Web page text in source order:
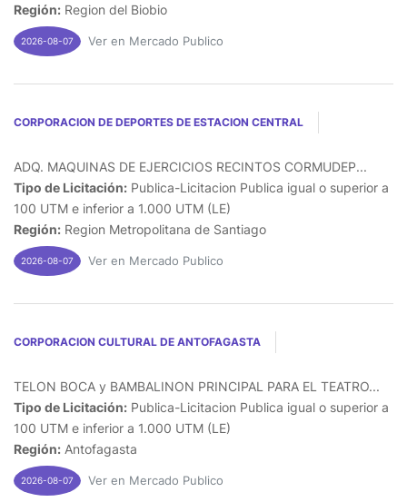
Región: Region del Biobio
2026-08-07 Ver en Mercado Publico
CORPORACION DE DEPORTES DE ESTACION CENTRAL
ADQ. MAQUINAS DE EJERCICIOS RECINTOS CORMUDEP...
Tipo de Licitación: Publica-Licitacion Publica igual o superior a
100 UTM e inferior a 1.000 UTM (LE)
Región: Region Metropolitana de Santiago
2026-08-07 Ver en Mercado Publico
CORPORACION CULTURAL DE ANTOFAGASTA
TELON BOCA y BAMBALINON PRINCIPAL PARA EL TEATRO...
Tipo de Licitación: Publica-Licitacion Publica igual o superior a
100 UTM e inferior a 1.000 UTM (LE)
Región: Antofagasta
2026-08-07 Ver en Mercado Publico